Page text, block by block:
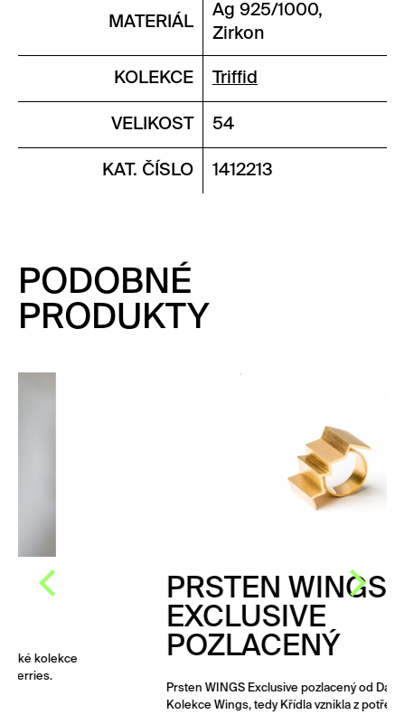
MATERIÁL
Ag 925/1000,
Zirkon
KOLEKCE Triffid
VELIKOST 54
KAT. ČÍSLO 1412213
PODOBNÉ
PRODUKTY
PRSTEN WINGS
EXCLUSIVE
POZLACENÝ
Prsten WINGS Exclusive pozlacený od Dany Bezděkové.
Kolekce Wings, tedy Křídla vznikla z potřeby „rozlétnout se“…